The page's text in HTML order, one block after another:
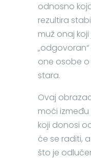
odnosno
rezultira
muž onaj koji
one osobe o
stara.
Ovaj
moći
koji donosi
će se raditi,
što je